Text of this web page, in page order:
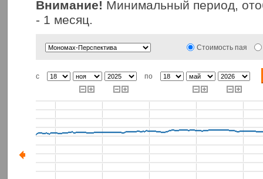
Внимание! Минимальный период,
- 1 месяц.
Стоимость пая
с по